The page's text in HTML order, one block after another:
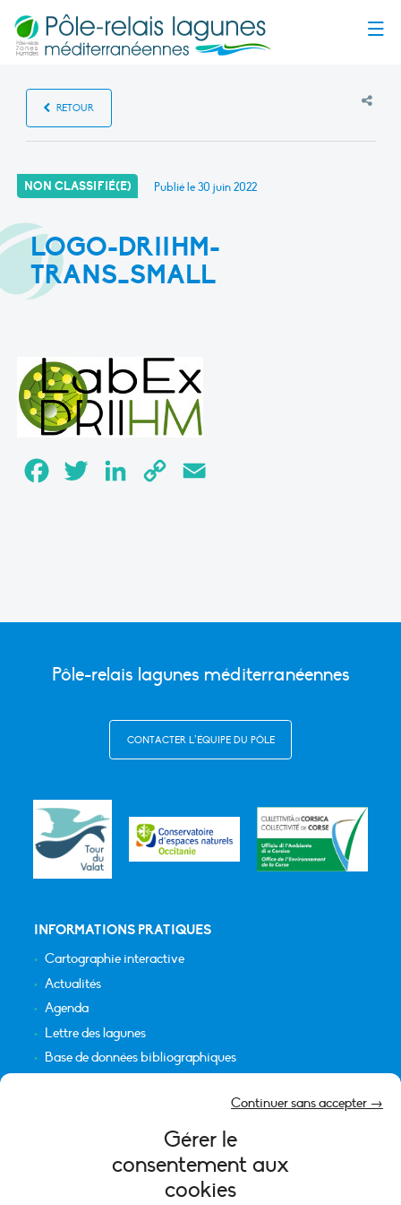
Gérer le
consentement aux
cookies
Continuer sans accepter →
RETOUR
NON CLASSIFIÉ(E) Publié le30 juin 2022
LOGO-DRIIHM-
TRANS_SMALL
FacebookTwitter LinkedInCopy
Pôle-relais lagunes méditerranéennes
CONTACTER L’ÉQUIPE DU PÔLE
INFORMATIONS PRATIQUES
Cartographie interactive
Actualités
Agenda
Lettre des lagunes
Base de données bibliographiques
Mentions légales
Politique de cookies (UE)